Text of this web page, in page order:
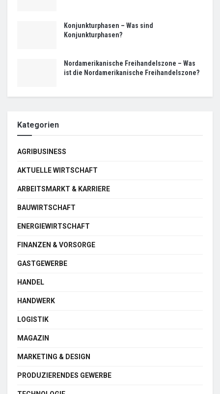
Konjunkturphasen – Was sind
Konjunkturphasen?
Nordamerikanische Freihandelszone – Was
ist die Nordamerikanische Freihandelszone?
Kategorien
AGRIBUSINESS
AKTUELLE WIRTSCHAFT
ARBEITSMARKT & KARRIERE
BAUWIRTSCHAFT
ENERGIEWIRTSCHAFT
FINANZEN & VORSORGE
GASTGEWERBE
HANDEL
HANDWERK
LOGISTIK
MAGAZIN
MARKETING & DESIGN
PRODUZIERENDES GEWERBE